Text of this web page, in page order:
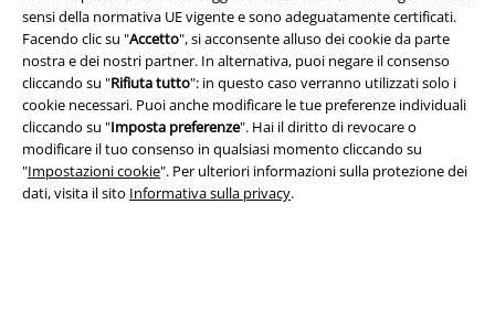
sensi della normativa UE vigente e sono adeguatamente certificati.
Facendo clic su "Accetto", si acconsente alluso dei cookie da parte
nostra e dei nostri partner. In alternativa, puoi negare il consenso
cliccando su "Rifiuta tutto": in questo caso verranno utilizzati solo i
cookie necessari. Puoi anche modificare le tue preferenze individuali
cliccando su "Imposta preferenze". Hai il diritto di revocare o
modificare il tuo consenso in qualsiasi momento cliccando su
"Impostazioni cookie". Per ulteriori informazioni sulla protezione dei
dati, visita il sito Informativa sulla privacy.